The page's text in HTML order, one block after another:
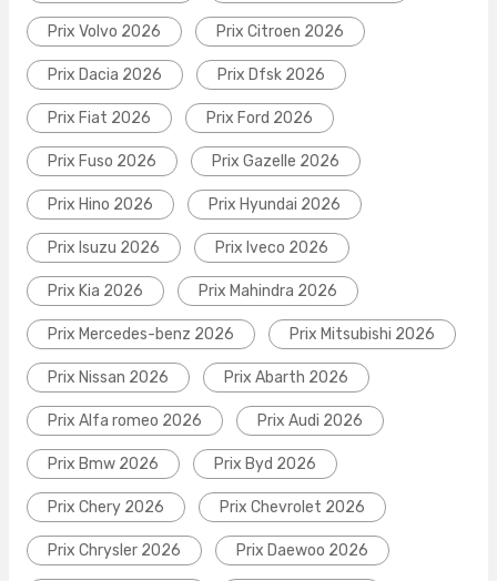
Prix Volvo 2026 Prix Citroen 2026
Prix Dacia 2026 Prix Dfsk 2026
Prix Fiat 2026 Prix Ford 2026
Prix Fuso 2026 Prix Gazelle 2026
Prix Hino 2026 Prix Hyundai 2026
Prix Isuzu 2026 Prix Iveco 2026
Prix Kia 2026 Prix Mahindra 2026
Prix Mercedes-benz 2026 Prix Mitsubishi 2026
Prix Nissan 2026 Prix Abarth 2026
Prix Alfa romeo 2026 Prix Audi 2026
Prix Bmw 2026 Prix Byd 2026
Prix Chery 2026 Prix Chevrolet 2026
Prix Chrysler 2026 Prix Daewoo 2026